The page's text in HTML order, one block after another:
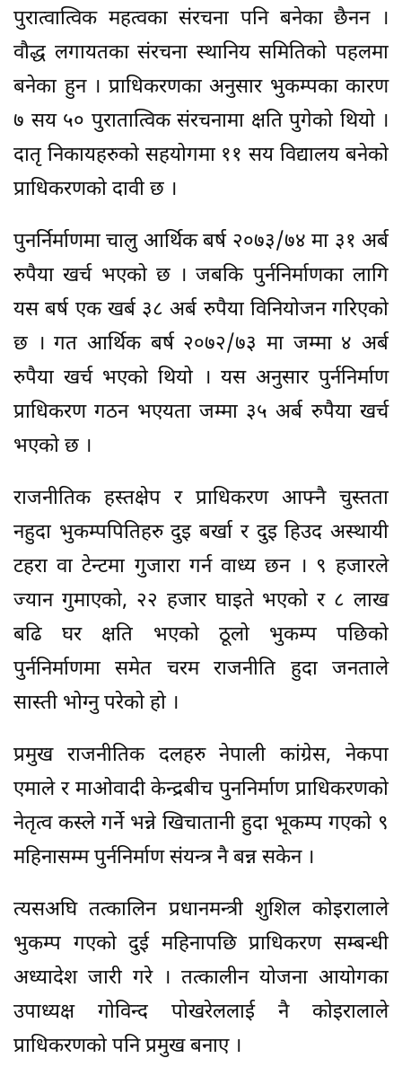
पुरात्वात्विक महत्वका संरचना पनि बनेका छैनन ।
वौद्ध लगायतका संरचना स्थानिय समितिको पहलमा
बनेका हुन । प्राधिकरणका अनुसार भुकम्पका कारण
७ सय ५० पुरातात्विक संरचनामा क्षति पुगेको थियो ।
दातृ निकायहरुको सहयोगमा ११ सय विद्यालय बनेको
प्राधिकरणको दावी छ ।
पुनर्निर्माणमा चालु आर्थिक बर्ष २०७३/७४ मा ३१ अर्ब
रुपैया खर्च भएको छ । जबकि पुर्ननिर्माणका लागि
यस बर्ष एक खर्ब ३८ अर्ब रुपैया विनियोजन गरिएको
छ । गत आर्थिक बर्ष २०७२/७३ मा जम्मा ४ अर्ब
रुपैया खर्च भएको थियो । यस अनुसार पुर्ननिर्माण
प्राधिकरण गठन भएयता जम्मा ३५ अर्ब रुपैया खर्च
भएको छ ।
राजनीतिक हस्तक्षेप र प्राधिकरण आफ्नै चुस्तता
नहुदा भुकम्पपितिहरु दुइ बर्खा र दुइ हिउद अस्थायी
टहरा वा टेन्टमा गुजारा गर्न वाध्य छन । ९ हजारले
ज्यान गुमाएको, २२ हजार घाइते भएको र ८ लाख
बढि घर क्षति भएको ठूलो भुकम्प पछिको
पुर्ननिर्माणमा समेत चरम राजनीति हुदा जनताले
सास्ती भोग्नु परेको हो ।
प्रमुख राजनीतिक दलहरु नेपाली कांग्रेस, नेकपा
एमाले र माओवादी केन्द्रबीच पुननिर्माण प्राधिकरणको
नेतृत्व कस्ले गर्ने भन्ने खिचातानी हुदा भूकम्प गएको ९
महिनासम्म पुर्ननिर्माण संयन्त्र नै बन्न सकेन ।
त्यसअघि तत्कालिन प्रधानमन्त्री शुशिल कोइरालाले
भुकम्प गएको दुई महिनापछि प्राधिकरण सम्बन्धी
अध्यादेश जारी गरे । तत्कालीन योजना आयोगका
उपाध्यक्ष गोविन्द पोखरेललाई नै कोइरालाले
प्राधिकरणको पनि प्रमुख बनाए ।